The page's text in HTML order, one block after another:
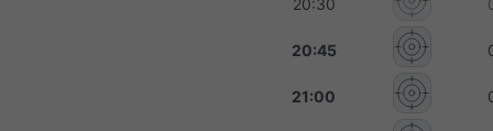
20:45
21:00